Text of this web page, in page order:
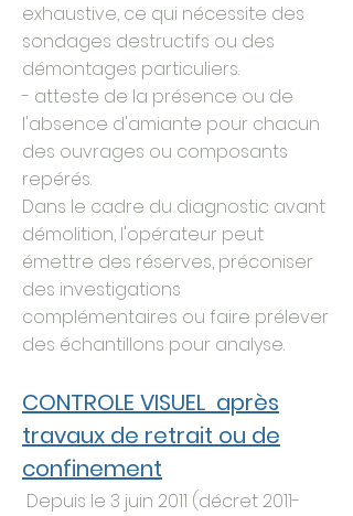
exhaustive, ce qui nécessite des
sondages destructifs ou des
démontages particuliers.
- atteste de la présence ou de
l'absence d'amiante pour chacun
des ouvrages ou composants
repérés.
Dans le cadre du diagnostic avant
démolition, l'opérateur peut
émettre des réserves, préconiser
des investigations
complémentaires ou faire prélever
des échantillons pour analyse.
CONTROLE VISUEL après
travaux de retrait ou de
confinement
Depuis le 3 juin 2011 (décret2011-